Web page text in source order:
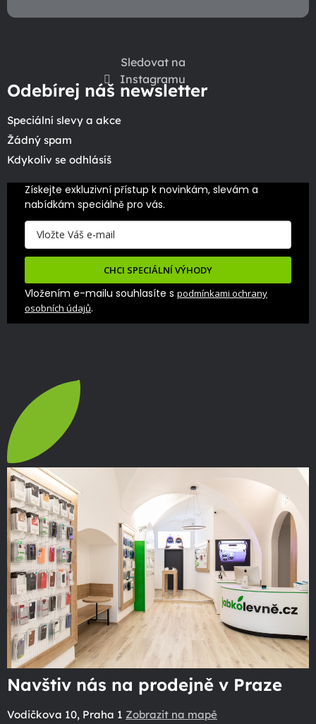
Sledovat na
Instagramu
Odebírej náš newsletter
Speciální slevy a akce
Žádný spam
Kdykoliv se odhlásíš
Získejte exkluzivní přístup k novinkám, slevám a
nabídkám speciálně pro vás.
CHCI SPECIÁLNÍ VÝHODY
Vložením e-mailu souhlasíte s podmínkami ochrany
osobních údajů.
Navštiv nás na prodejně v Praze
Vodičkova 10, Praha 1 Zobrazit na mapě